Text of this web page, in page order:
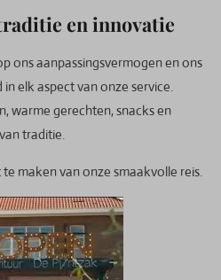
en innovatie
ons aanpassingsvermogen en ons
elk aspect van onze service.
warme gerechten, snacks en
traditie.
maken van onze smaakvolle reis.